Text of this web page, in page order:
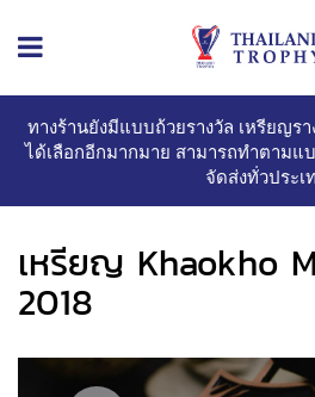
ทางร้านยังมีแบบถ้วยรางวัล เหรียญร
ได้เลือกอีกมากมาย สามารถทำตาม
จัดส่งทั่วประเ
เหรียญ Khaokho
2018